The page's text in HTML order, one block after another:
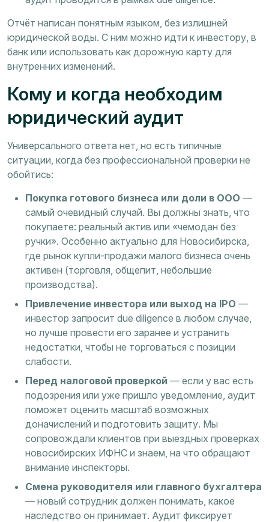
Отчёт написан понятным языком, без излишней
юридической воды. С ним можно идти к инвестору, в
банк или использовать как дорожную карту для
внутренних изменений.
Кому и когда необходим
юридический аудит
Универсального ответа нет, но есть типичные
ситуации, когда без профессиональной проверки не
обойтись:
Покупка готового бизнеса или доли в ООО —
самый очевидный случай. Вы должны знать, что
покупаете: реальный актив или «чемодан без
ручки». Особенно актуально для Новосибирска,
где рынок купли-продажи малого бизнеса очень
активен (торговля, общепит, небольшие
производства).
Привлечение инвестора или выход на IPO —
инвестор запросит due diligence в любом случае,
но лучше провести его заранее и устранить
недостатки, чтобы не торговаться с позиции
слабости.
Перед налоговой проверкой — если у вас есть
подозрения или уже пришло уведомление, аудит
поможет оценить масштаб возможных
доначислений и подготовить защиту. Мы
сопровождали клиентов при выездных проверках
новосибирских ИФНС и знаем, на что обращают
внимание инспекторы.
Смена руководителя или главного бухгалтера
— новый сотрудник должен понимать, какое
наследство он принимает. Аудит фиксирует